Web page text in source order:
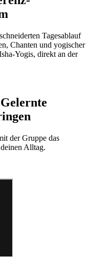
Tagesablauf
Chanten und yogischer
Yogis, direkt an der
der Gruppe das
Alltag.